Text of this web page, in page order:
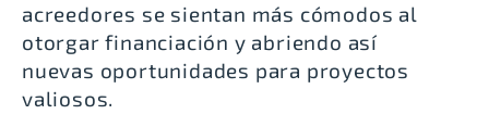
acreedores se sientan más cómodos al
otorgar financiación y abriendo así
nuevas oportunidades para proyectos
valiosos.